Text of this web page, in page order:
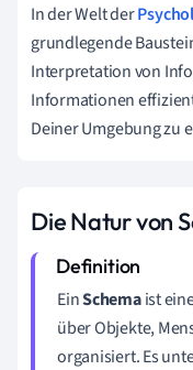
In der Welt der
grundlegende
Interpretation von
Informationen
Deiner Umgebung zu
Die Natur von
EinSchemaist
über Objekte,
organisiert. Es